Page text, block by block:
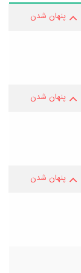
پنهان شدن
پنهان شدن
پنهان شدن